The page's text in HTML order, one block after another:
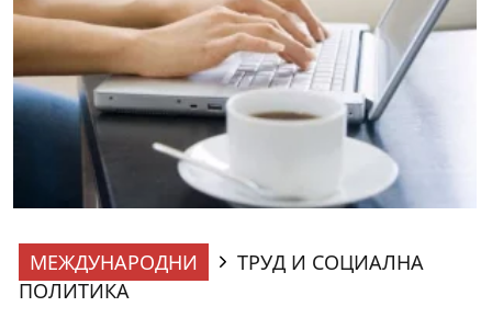
МЕЖДУНАРОДНИ
ТРУД И СОЦИАЛНА
ПОЛИТИКА